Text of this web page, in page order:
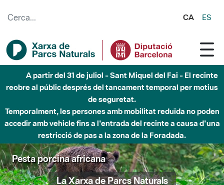
CA ES
A partir del 31 de juliol - Sant Miquel del Fai - El recinte
reobre al públic després del tancament temporal per motius
de seguretat.
Temporalment, les persones amb mobilitat reduïda no poden
accedir amb vehicle fins a l'entrada del recinte a causa d'una
restricció de pas a la zona de la Foradada.
Pesta porcina africana
La Xarxa de Parcs Naturals